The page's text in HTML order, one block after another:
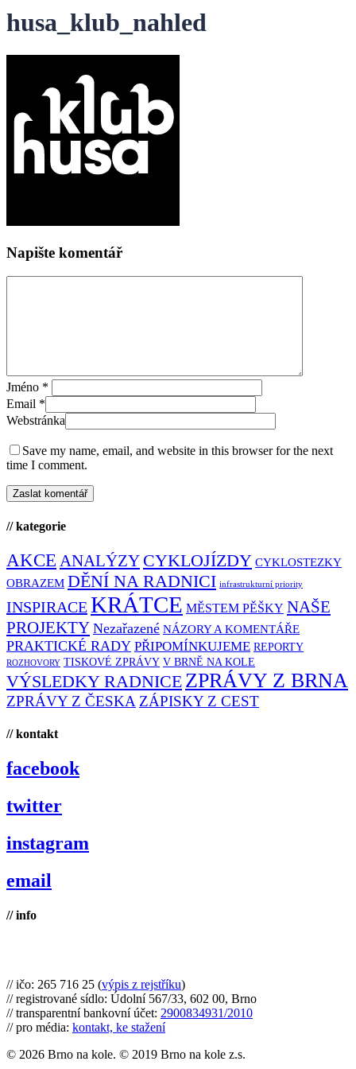
husa_klub_nahled
Napište komentář
Jméno *
Email *
Webstránka
Save my name, email, and website in this browser for the next
time I comment.
// kategorie
AKCE ANALÝZY CYKLOJÍZDY CYKLOSTEZKY
OBRAZEM DĚNÍ NA RADNICI infrastrukturní priority
INSPIRACEKRÁTCE MĚSTEM PĚŠKY NAŠE
PROJEKTY Nezařazené NÁZORY A KOMENTÁŘE
PRAKTICKÉ RADY PŘIPOMÍNKUJEME REPORTY
ROZHOVORY TISKOVÉ ZPRÁVY V BRNĚ NA KOLE
VÝSLEDKY RADNICE ZPRÁVY Z BRNA
ZPRÁVY Z ČESKA ZÁPISKY Z CEST
// kontakt
facebook
twitter
instagram
email
// info
// ičo: 265 716 25 (výpis z rejstříku)
// registrované sídlo: Údolní 567/33, 602 00, Brno
// transparentní bankovní účet: 2900834931/2010
// pro média: kontakt, ke stažení
© 2026 Brno na kole. © 2019 Brno na kole z.s.